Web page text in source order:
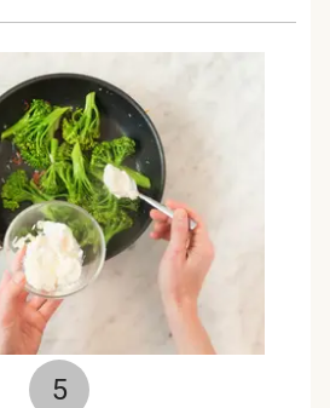
5